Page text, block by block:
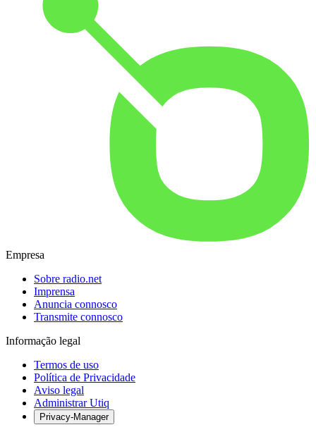
Empresa
Sobre radio.net
Imprensa
Anuncia connosco
Transmite connosco
Informação legal
Termos de uso
Política de Privacidade
Aviso legal
Administrar Utiq
Privacy-Manager